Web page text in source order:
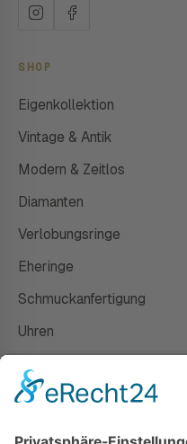
SHOP
Eigenkollektion
Vintage & Antik
Modern & Zeitlos
Diamanten
Verlobungsringe
Eheringe
Schmuckanfertigung
Uhren